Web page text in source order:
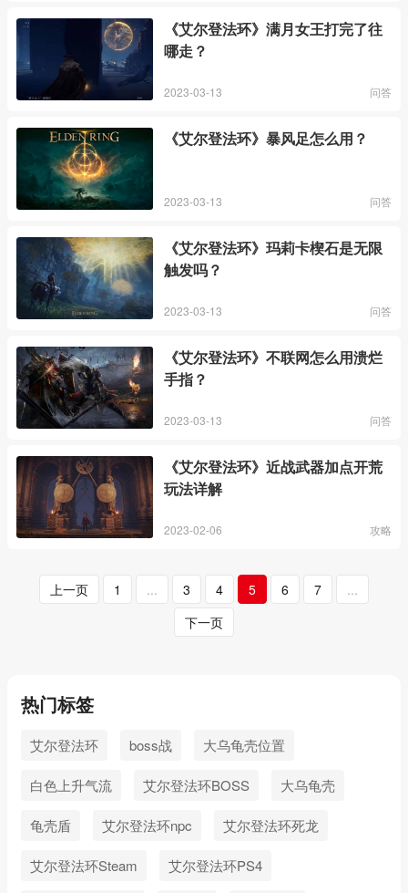
《艾尔登法环》满月女王打完了往
哪走？
2023-03-13 问答
《艾尔登法环》暴风足怎么用？
2023-03-13 问答
《艾尔登法环》玛莉卡楔石是无限
触发吗？
2023-03-13 问答
《艾尔登法环》不联网怎么用溃烂
手指？
2023-03-13 问答
《艾尔登法环》近战武器加点开荒
玩法详解
2023-02-06 攻略
上一页 1 ... 3 4 5 6 7
...
下一页
热门标签
艾尔登法环 boss战 大乌龟壳位置
白色上升气流 艾尔登法环BOSS 大乌龟壳
龟壳盾 艾尔登法环npc 艾尔登法环死龙
艾尔登法环Steam 艾尔登法环PS4